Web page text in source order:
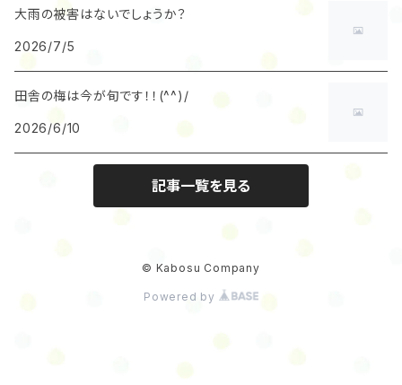
大雨の被害はないでしょうか？
2026/7/5
田舎の梅は今が旬です！！(^^)/
2026/6/10
記事一覧を見る
© Kabosu Company
Powered by